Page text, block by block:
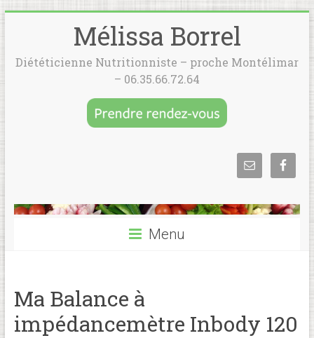
Mélissa Borrel
Diététicienne Nutritionniste – proche Montélimar
– 06.35.66.72.64
Menu
Ma Balance à
impédancemètre Inbody 120